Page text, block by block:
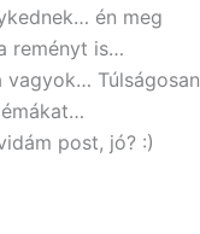
én meg
reményt is…
vagyok… Túlságosan
post, jó? :)